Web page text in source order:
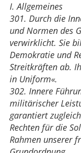
I. Allgemeines
301. Durch die
und Normen des
verwirklicht. Sie
Demokratie und
Streitkräften ab.
in Uniform«.
302. Innere
militärischer
garantiert
Rechten für die
Rahmen unserer